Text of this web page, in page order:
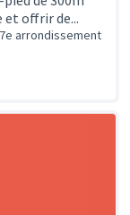
offrir de...
7e arrondissement